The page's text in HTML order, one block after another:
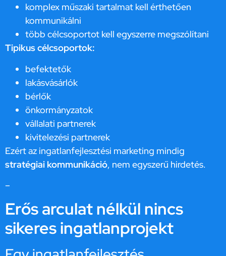
komplex műszaki tartalmat kell érthetően
kommunikálni
több célcsoportot kell egyszerre megszólítani
Tipikus célcsoportok:
befektetők
lakásvásárlók
bérlők
önkormányzatok
vállalati partnerek
kivitelezési partnerek
Ezért az ingatlanfejlesztési marketing mindig
stratégiai kommunikáció, nem egyszerű hirdetés.
–
Erős arculat nélkül nincs
sikeres ingatlanprojekt